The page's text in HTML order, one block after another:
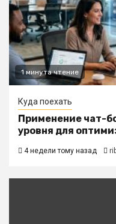
1 минута чтение
Куда поехать
Применение чат-
уровня для
4 недели тому назад